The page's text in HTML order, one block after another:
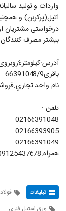
اتیل(پرکربن) و
درخواستی مشتریان
بیشتر مصرف
باقرى66391048/9
نام واحد
تلفن :
02166391048
02166393905
02166391049
همراه:09125437678 جناب مهدی باقری
تبلیغات
ورق استيل فنرى